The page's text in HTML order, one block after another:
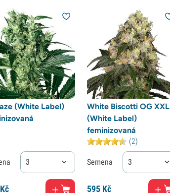
(White Label)
3
Kč
White Biscotti OG XXL
(White Label)
feminizovaná
(2)
Semena 3
595 Kč